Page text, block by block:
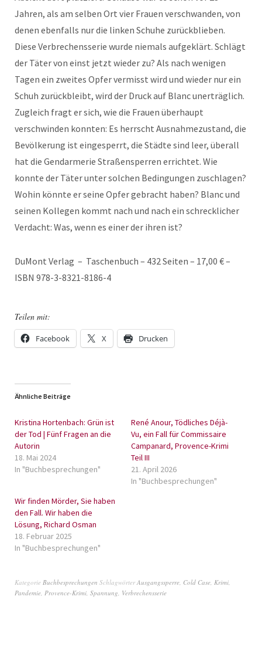
Jahren, als am selben Ort vier Frauen verschwanden, von
denen ebenfalls nur die linken Schuhe zurückblieben.
Diese Verbrechensserie wurde niemals aufgeklärt. Schlägt
der Täter von einst jetzt wieder zu? Als nach wenigen
Tagen ein zweites Opfer vermisst wird und wieder nur ein
Schuh zurückbleibt, wird der Druck auf Blanc unerträglich.
Zugleich fragt er sich, wie die Frauen überhaupt
verschwinden konnten: Es herrscht Ausnahmezustand, die
Bevölkerung ist eingesperrt, die Städte sind leer, überall
hat die Gendarmerie Straßensperren errichtet. Wie
konnte der Täter unter solchen Bedingungen zuschlagen?
Wohin könnte er seine Opfer gebracht haben? Blanc und
seinen Kollegen kommt nach und nach ein schrecklicher
Verdacht: Was, wenn es einer der ihren ist?
DuMont Verlag – Taschenbuch – 432 Seiten – 17,00 € –
ISBN 978-3-8321-8186-4
Teilen mit:
Facebook X Drucken
Ähnliche Beiträge
Kristina Hortenbach: Grün ist
der Tod | Fünf Fragen an die
Autorin
18. Mai 2024
In "Buchbesprechungen"
René Anour, Tödliches Déjà-
Vu, ein Fall für Commissaire
Campanard, Provence-Krimi
Teil III
21. April 2026
In "Buchbesprechungen"
Wir finden Mörder, Sie haben
den Fall. Wir haben die
Lösung, Richard Osman
18. Februar 2025
In "Buchbesprechungen"
Kategorie Buchbesprechungen SchlagwörterAusgangssperre, Cold Case, Krimi,
Pandemie, Provence-Krimi, Spannung, Verbrechensserie